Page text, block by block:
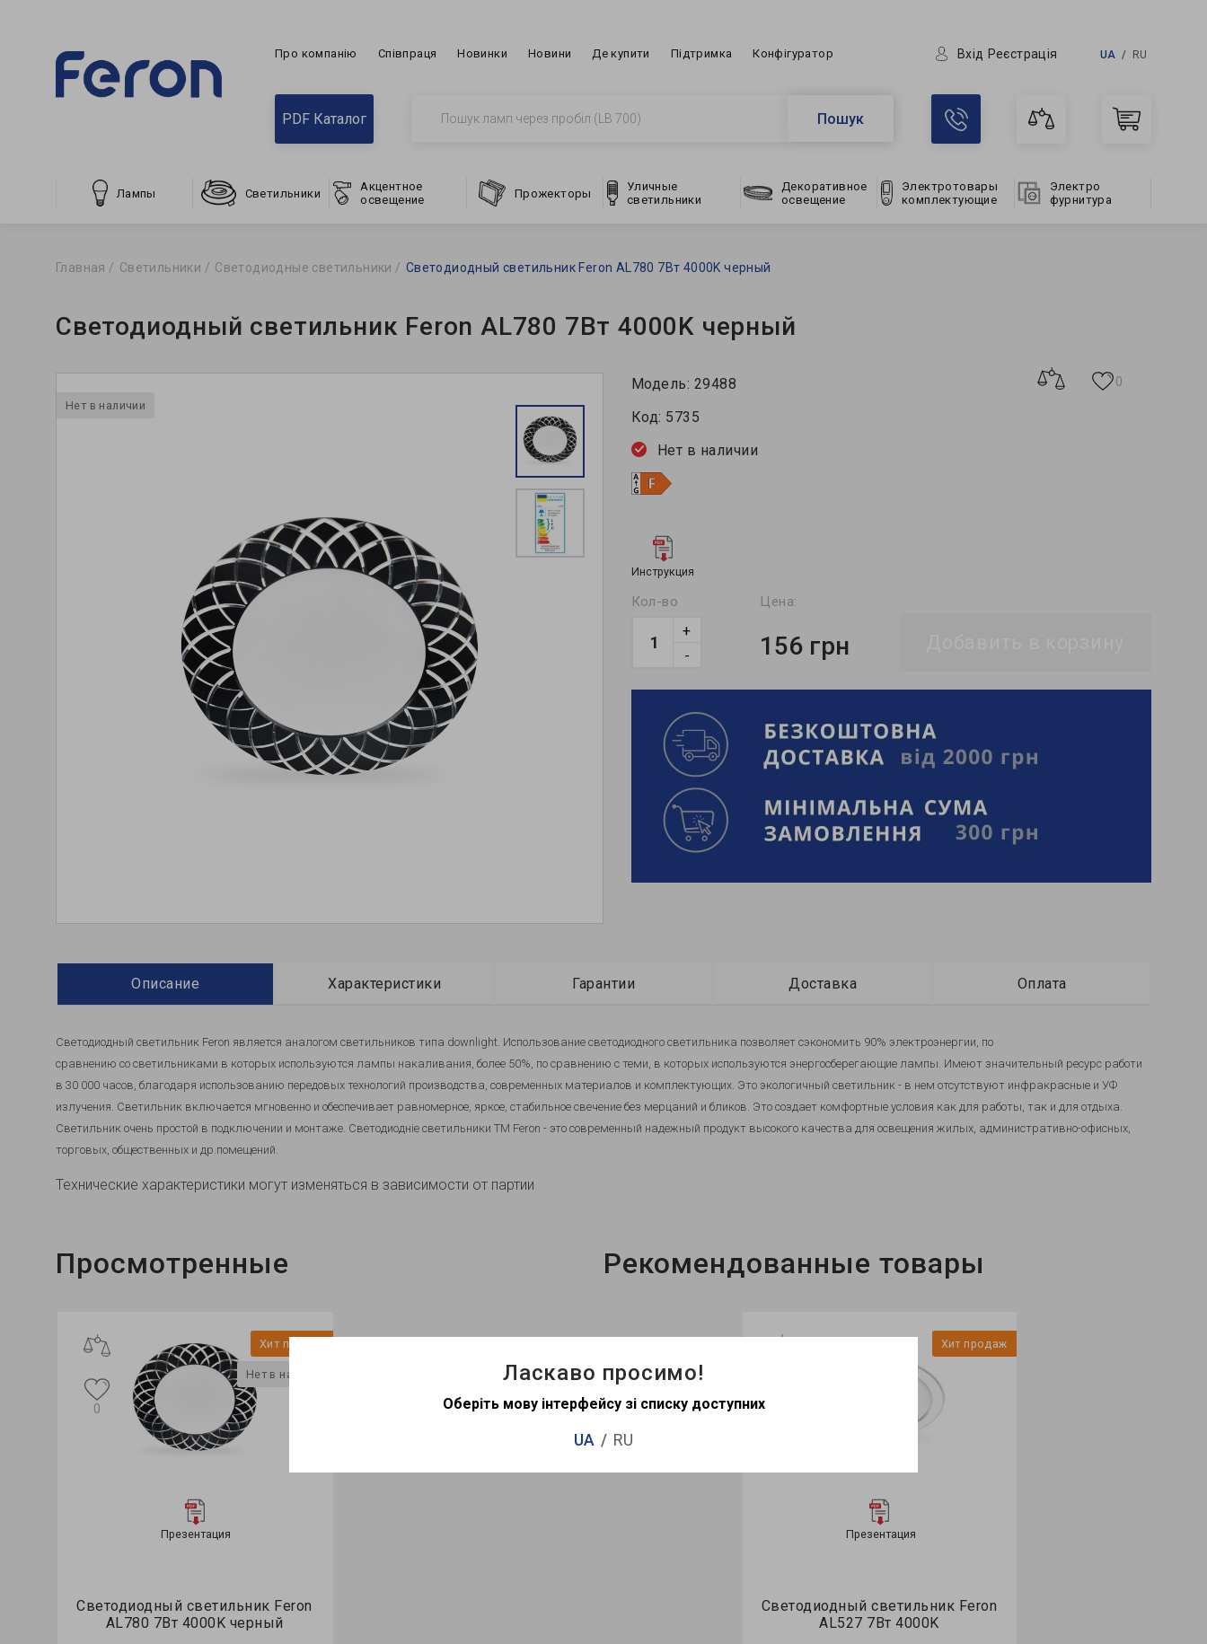
Про компанію Співпраця Новинки Новини Де купити Підтримка Конфігуратор Вхід Реєстрація UA RU
PDF Каталог Пошук
Лампы Светильники
Акцентное
освещение
Прожекторы
Уличные
светильники
Декоративное
освещение
Электротовары
комплектующие
Электро
фурнитура
Главная Светильники Светодиодные светильники Светодиодный светильник Feron AL780 7Вт 4000K черный
Светодиодный светильник Feron AL780 7Вт 4000K черный
Нет в наличии
Модель: 29488
Код: 5735
Нет в наличии
0
Инструкция
Кол-во
-
+
Цена:
156 грн
Описание Характеристики Гарантии Доставка Оплата
Светодиодный светильник Feron является аналогом светильников типа downlight. Использование светодиодного светильника позволяет сэкономить 90% электроэнергии, по
сравнению со светильниками в которых используются лампы накаливания, более 50%, по сравнению с теми, в которых используются энергосберегающие лампы. Имеют значительный ресурс работи
в 30 000 часов, благодаря использованию передовых технологий производства, современных материалов и комплектующих. Это экологичный светильник - в нем отсутствуют инфракрасные и УФ
излучения. Светильник включается мгновенно и обеспечивает равномерное, яркое, стабильное свечение без мерцаний и бликов. Это создает комфортные условия как для работы, так и для отдыха.
Светильник очень простой в подключении и монтаже. Светодиодніе светильники TM Feron - это современный надежный продукт высокого качества для освещения жилых, административно-офисных,
торговых, общественных и др.помещений.
Технические характеристики могут изменяться в зависимости от партии
Просмотренные
Хит продаж
Нет в наличии
Презентация
Светодиодный светильник Feron
AL780 7Вт 4000K черный
0
Рекомендованные товары
Хит продаж
Презентация
Светодиодный светильник Feron
AL527 7Вт 4000K
Ласкаво просимо!
Оберіть мову інтерфейсу зі списку доступних
UA RU